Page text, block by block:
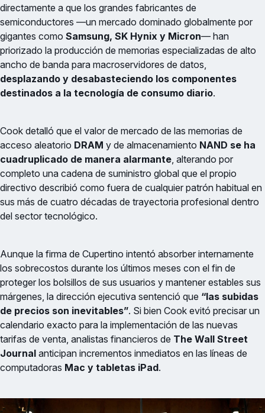
directamente a que los grandes fabricantes de
semiconductores —un mercado dominado globalmente por
gigantes como Samsung, SK Hynix y Micron— han
priorizado la producción de memorias especializadas de alto
ancho de banda para macroservidores de datos,
desplazando y desabasteciendo los componentes
destinados a la tecnología de consumo diario.
Cook detalló que el valor de mercado de las memorias de
acceso aleatorio DRAM y de almacenamiento NAND se ha
cuadruplicado de manera alarmante , alterando por
completo una cadena de suministro global que el propio
directivo describió como fuera de cualquier patrón habitual en
sus más de cuatro décadas de trayectoria profesional dentro
del sector tecnológico.
Aunque la firma de Cupertino intentó absorber internamente
los sobrecostos durante los últimos meses con el fin de
proteger los bolsillos de sus usuarios y mantener estables sus
márgenes, la dirección ejecutiva sentenció que “las subidas
de precios son inevitables”. Si bien Cook evitó precisar un
calendario exacto para la implementación de las nuevas
tarifas de venta, analistas financieros de The Wall Street
Journal anticipan incrementos inmediatos en las líneas de
computadoras Mac y tabletas iPad.